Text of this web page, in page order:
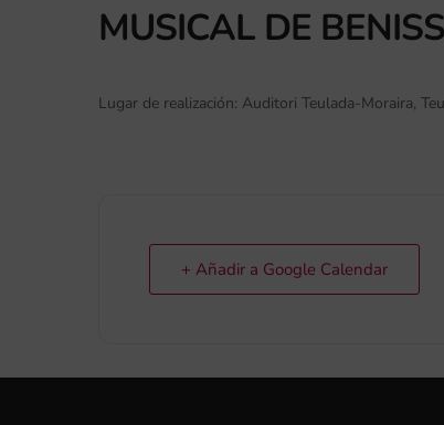
MUSICAL DE
Lugar de realización: Auditori Teulada-Moraira,
+ Añadir a Google Calendar